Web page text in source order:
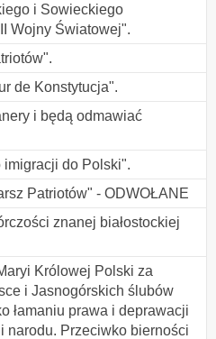
i Sowieckiego
Wojny Światowej".
de Konstytucja".
i będą odmawiać
imigracji do Polski".
Patriotów" - ODWOŁANE
znanej białostockiej
Królowej Polski za
i Jasnogórskich ślubów
łamaniu prawa i deprawacji
narodu. Przeciwko bierności